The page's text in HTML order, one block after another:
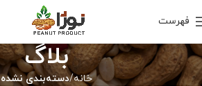
فهرست
بلاگ
خانه دسته‌بندی نشده